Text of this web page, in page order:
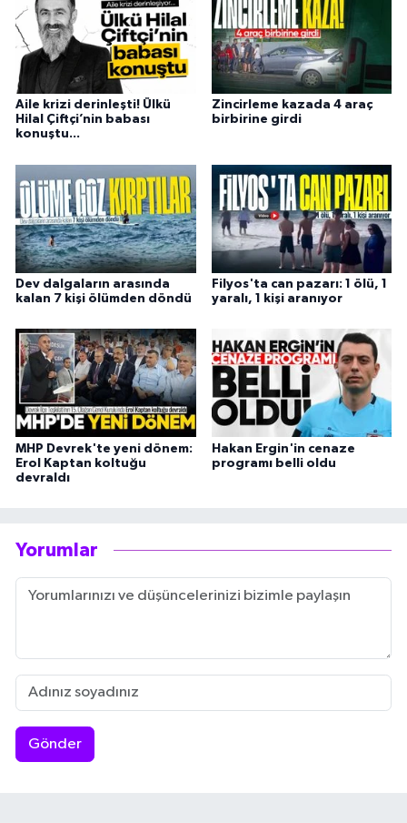
Aile krizi derinleşti! Ülkü
Hilal Çiftçi’nin babası
konuştu...
Zincirleme kazada 4 araç
birbirine girdi
Dev dalgaların arasında
kalan 7 kişi ölümden döndü
Filyos'ta can pazarı: 1 ölü, 1
yaralı, 1 kişi aranıyor
MHP Devrek'te yeni dönem:
Erol Kaptan koltuğu
devraldı
Hakan Ergin'in cenaze
programı belli oldu
Yorumlar
Gönder